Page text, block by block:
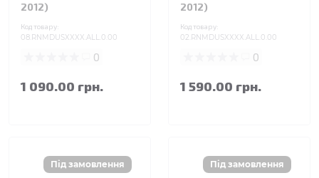
2012)
Код товару:
08.RNMDUSXXXX.ALL.0.00
0
1 090.00 грн.
2012)
Код товару:
02.RNMDUSXXXX.ALL.0.00
0
1 590.00 грн.